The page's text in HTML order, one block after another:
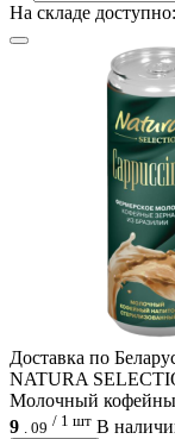
На складе
Доcтавка по
NATURA
Молочный
9 . 09 / 1 шт В